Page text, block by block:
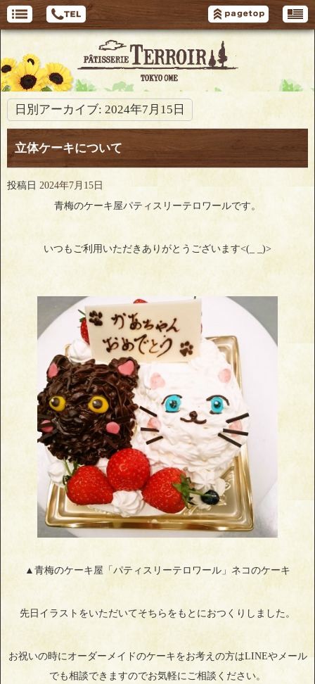
日別アーカイブ: 2024年7月15日
立体ケーキについて
投稿日 2024年7月15日
青梅のケーキ屋パティスリーテロワールです。
いつもご利用いただきありがとうございます<(_ _)>
▲青梅のケーキ屋「パティスリーテロワール」ネコのケーキ
先日イラストをいただいてそちらをもとにおつくりしました。
お祝いの時にオーダーメイドのケーキをお考えの方はLINEやメール
でも相談できますのでお気軽にご相談ください。